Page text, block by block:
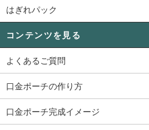
はぎれパック
コンテンツを見る
よくあるご質問
口金ポーチの作り方
口金ポーチ完成イメージ